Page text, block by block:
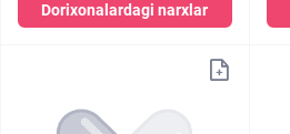
Dorixonalardagi narxlar